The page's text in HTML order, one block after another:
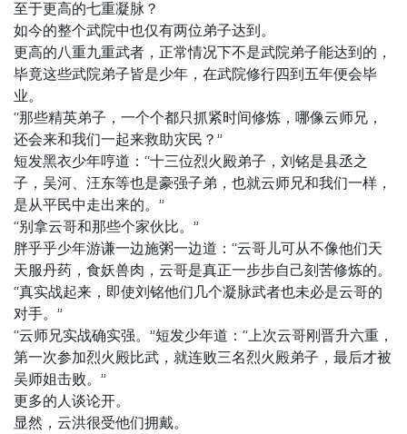
至于更高的七重凝脉？
如今的整个武院中也仅有两位弟子达到。
更高的八重九重武者，正常情况下不是武院弟子能达到的，
毕竟这些武院弟子皆是少年，在武院修行四到五年便会毕
业。
“那些精英弟子，一个个都只抓紧时间修炼，哪像云师兄，
还会来和我们一起来救助灾民？”
短发黑衣少年哼道：“十三位烈火殿弟子，刘铭是县丞之
子，吴河、汪东等也是豪强子弟，也就云师兄和我们一样，
是从平民中走出来的。”
“别拿云哥和那些个家伙比。”
胖乎乎少年游谦一边施粥一边道：“云哥儿可从不像他们天
天服丹药，食妖兽肉，云哥是真正一步步自己刻苦修炼的。
“真实战起来，即使刘铭他们几个凝脉武者也未必是云哥的
对手。”
“云师兄实战确实强。”短发少年道：“上次云哥刚晋升六重，
第一次参加烈火殿比武，就连败三名烈火殿弟子，最后才被
吴师姐击败。”
更多的人谈论开。
显然，云洪很受他们拥戴。